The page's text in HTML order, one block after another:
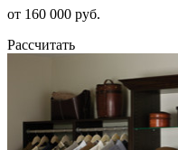
от 160 000 руб.
Рассчитать